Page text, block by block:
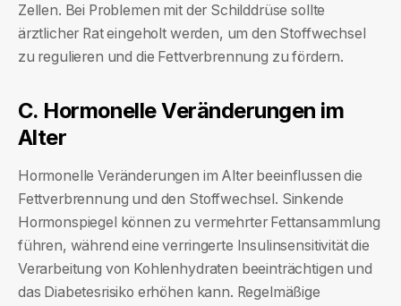
Zellen. Bei Problemen mit der Schilddrüse sollte
ärztlicher Rat eingeholt werden, um den Stoffwechsel
zu regulieren und die Fettverbrennung zu fördern.
C. Hormonelle Veränderungen im
Alter
Hormonelle Veränderungen im Alter beeinflussen die
Fettverbrennung und den Stoffwechsel. Sinkende
Hormonspiegel können zu vermehrter Fettansammlung
führen, während eine verringerte Insulinsensitivität die
Verarbeitung von Kohlenhydraten beeinträchtigen und
das Diabetesrisiko erhöhen kann. Regelmäßige